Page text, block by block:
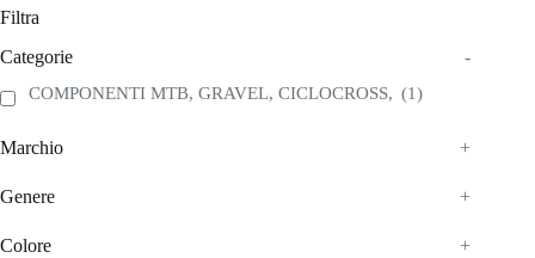
Filtra
Categorie
-
COMPONENTI MTB, GRAVEL, CICLOCROSS, (1)
Marchio +
Genere +
Colore +